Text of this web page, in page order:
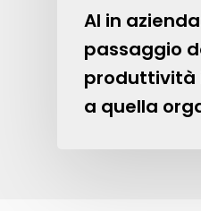
AI in
passaggio
produttività
a quella